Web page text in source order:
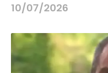
10/07/2026